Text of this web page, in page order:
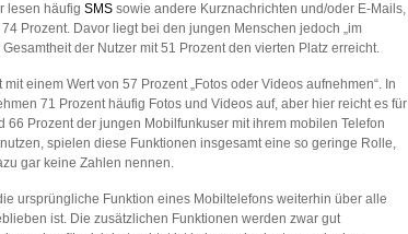
lesen häufig SMS sowie andere Kurznachrichten und/oder E-Mails,
Prozent. Davor liegt bei den jungen Menschen jedoch „im
der Nutzer mit 51 Prozent den vierten Platz erreicht.
einem Wert von 57 Prozent „Fotos oder Videos aufnehmen“. In
71 Prozent häufig Fotos und Videos auf, aber hier reicht es für
66 Prozent der jungen Mobilfunkuser mit ihrem mobilen Telefon
spielen diese Funktionen insgesamt eine so geringe Rolle,
gar keine Zahlen nennen.
ursprüngliche Funktion eines Mobiltelefons weiterhin über alle
ist. Die zusätzlichen Funktionen werden zwar gut